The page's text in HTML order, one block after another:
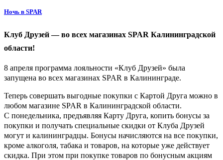
Ночь в SPAR
Клуб Друзей — во всех магазинах SPAR Калининградской
области!
8 апреля программа лояльности «Клуб Друзей» была
запущена во всех магазинах SPAR в Калининграде.
Теперь совершать выгодные покупки с Картой Друга можно в
любом магазине SPAR в Калининградской области.
С понедельника, предъявляя Карту Друга, копить бонусы за
покупки и получать специальные скидки от Клуба Друзей
могут и калининградцы. Бонусы начисляются на все покупки,
кроме алкоголя, табака и товаров, на которые уже действует
скидка. При этом при покупке товаров по бонусным акциям